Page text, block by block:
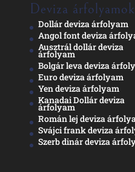
Deviza árfolyamok
Dollár deviza árfolyam
Angol font deviza
Ausztrál dollár deviza
árfolyam
Bolgár leva deviza
Euro deviza árfolyam
Yen deviza árfolyam
Kanadai Dollár deviza
árfolyam
Román lej deviza
Svájci frank deviza
Szerb dinár deviza